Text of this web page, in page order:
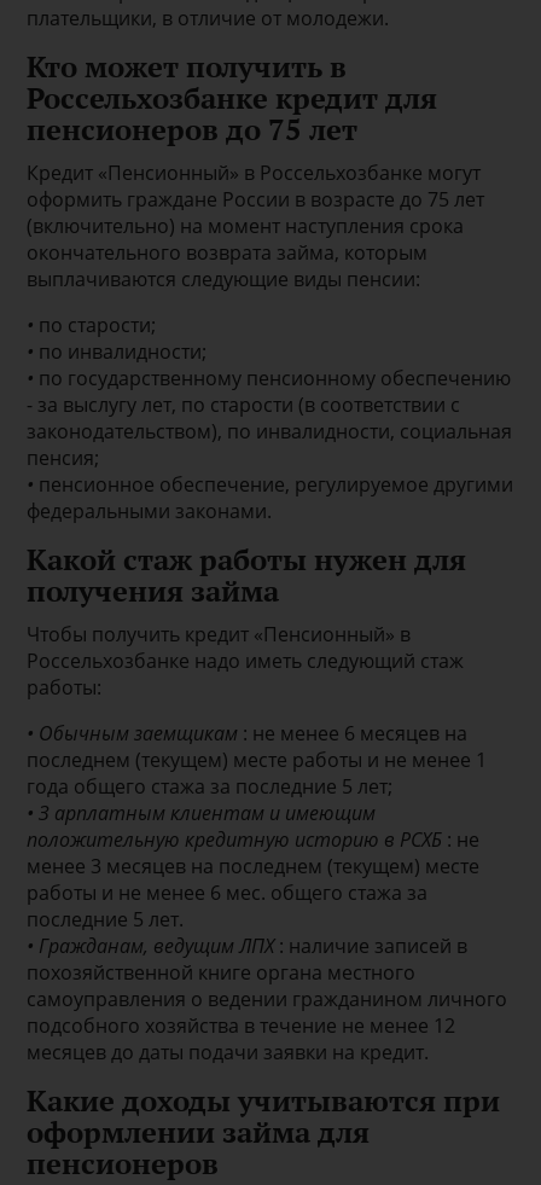
плательщики, в отличие от молодежи.
Кто может получить в
Россельхозбанке кредит для
пенсионеров до 75 лет
Кредит «Пенсионный» в Россельхозбанке могут
оформить граждане России в возрасте до 75 лет
(включительно) на момент наступления срока
окончательного возврата займа, которым
выплачиваются следующие виды пенсии:
• по старости;
• по инвалидности;
• по государственному пенсионному обеспечению
- за выслугу лет, по старости (в соответствии с
законодательством), по инвалидности, социальная
пенсия;
• пенсионное обеспечение, регулируемое другими
федеральными законами.
Какой стаж работы нужен для
получения займа
Чтобы получить кредит «Пенсионный» в
Россельхозбанке надо иметь следующий стаж
работы:
• Обычным заемщикам : не менее 6 месяцев на
последнем (текущем) месте работы и не менее 1
года общего стажа за последние 5 лет;
• З арплатным клиентам и имеющим
положительную кредитную историю в РСХБ : не
менее 3 месяцев на последнем (текущем) месте
работы и не менее 6 мес. общего стажа за
последние 5 лет.
• Гражданам, ведущим ЛПХ: наличие записей в
похозяйственной книге органа местного
самоуправления о ведении гражданином личного
подсобного хозяйства в течение не менее 12
месяцев до даты подачи заявки на кредит.
Какие доходы учитываются при
оформлении займа для
пенсионеров